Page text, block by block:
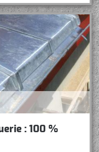
: 100 %